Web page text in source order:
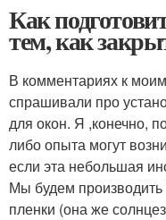
Как
тем, как
В комментариях к
спрашивали про
для окон. Я ,конечно,
либо опыта могут
если эта небольшая
Мы будем
пленки (она же